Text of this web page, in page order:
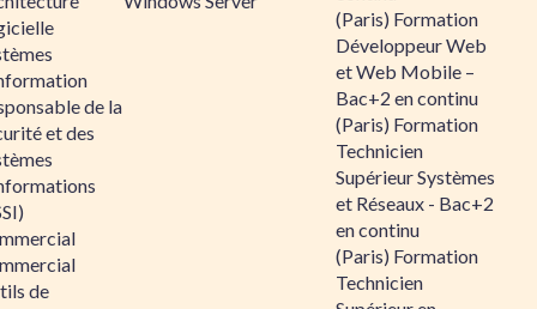
de la
et des
de
(Paris) Formation
Développeur Web
et Web Mobile –
Bac+2 en continu
(Paris) Formation
Technicien
Supérieur Systèmes
et Réseaux - Bac+2
en continu
(Paris) Formation
Technicien